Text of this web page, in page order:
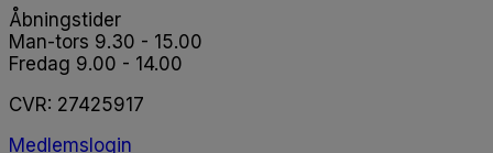
Åbningstider
Man-tors 9.30 - 15.00
Fredag 9.00 - 14.00
CVR: 27425917
Medlemslogin